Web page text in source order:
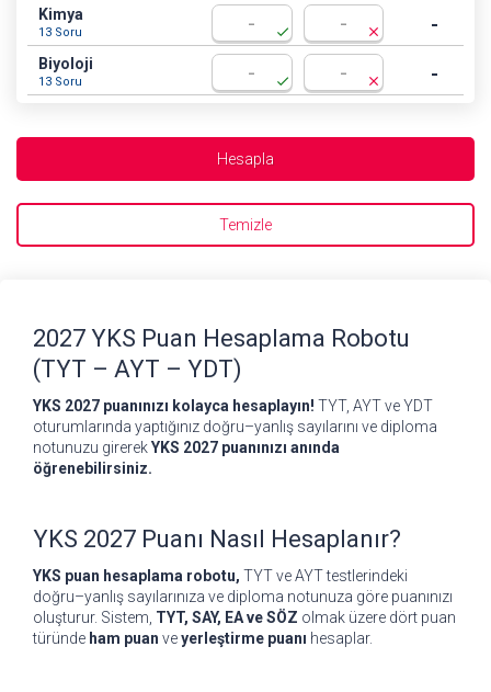
Kimya
13 Soru check close -
Biyoloji
13 Soru check close -
Hesapla
Temizle
2027 YKS Puan Hesaplama Robotu
(TYT – AYT – YDT)
YKS 2027 puanınızı kolayca hesaplayın! TYT, AYT ve YDT
oturumlarında yaptığınız doğru–yanlış sayılarını ve diploma
notunuzu girerekYKS 2027 puanınızı anında
öğrenebilirsiniz.
YKS 2027 Puanı Nasıl Hesaplanır?
YKS puan hesaplama robotu, TYT ve AYT testlerindeki
doğru–yanlış sayılarınıza ve diploma notunuza göre puanınızı
oluşturur. Sistem, TYT, SAY, EA ve SÖZ olmak üzere dört puan
türünde ham puan veyerleştirme puanı hesaplar.